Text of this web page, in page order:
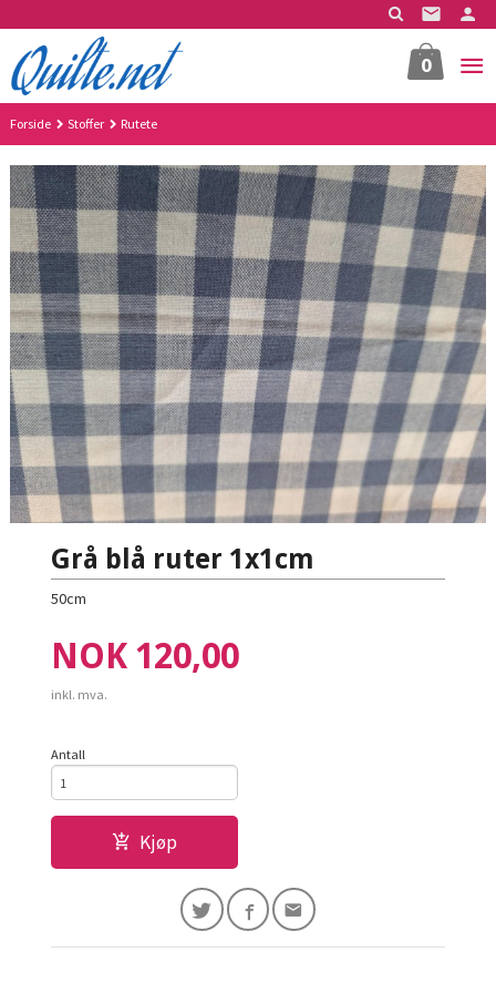
til
innholdet
0
Forside Stoffer Rutete
Grå blå ruter 1x1cm
50cm
Pris
NOK 120,00
inkl. mva.
Antall
Kjøp